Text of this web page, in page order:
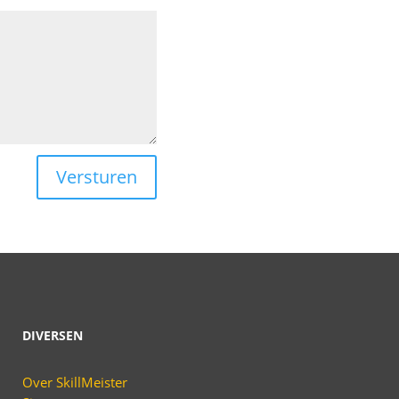
Versturen
DIVERSEN
Over SkillMeister